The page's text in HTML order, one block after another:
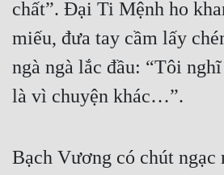
Thanh Xuân
Tiên Hiệp
Trinh Thám
chất”. Đại Ti Mệnh ho
miếu, đưa tay cầm lấy
ngà ngà lắc đầu: “Tôi
là vì chuyện khác…”.
Bạch Vương có chút ngạc